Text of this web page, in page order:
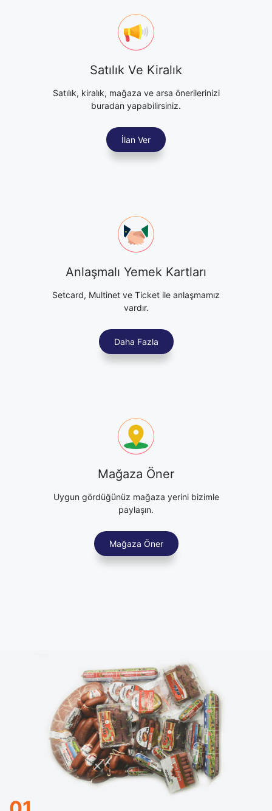
Satılık Ve Kiralık
Satılık, kiralık, mağaza ve arsa önerilerinizi
buradan yapabilirsiniz.
İlan Ver
Anlaşmalı Yemek Kartları
Setcard, Multinet ve Ticket ile anlaşmamız
vardır.
Daha Fazla
Mağaza Öner
Uygun gördüğünüz mağaza yerini bizimle
paylaşın.
Mağaza Öner
YEŞİLYAYLA